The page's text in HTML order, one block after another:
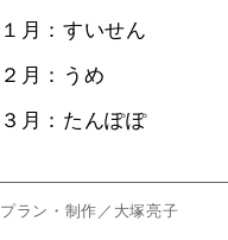
１月：すいせん
２月：うめ
３月：たんぽぽ
プラン・制作／大塚亮子